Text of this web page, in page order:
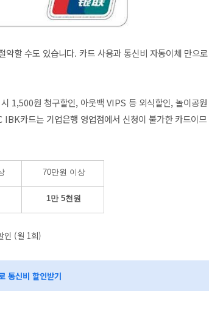
할 수도 있습니다. 카드 사용과 통신비 자동이체 만으로
1,500원 청구할인, 아웃백 VIPS 등 외식할인, 놀이공원
카드는 기업은행 영업점에서 신청이 불가한 카드이므
70만원 이상
1만 5천원
인 (월 1회)
신비 할인받기